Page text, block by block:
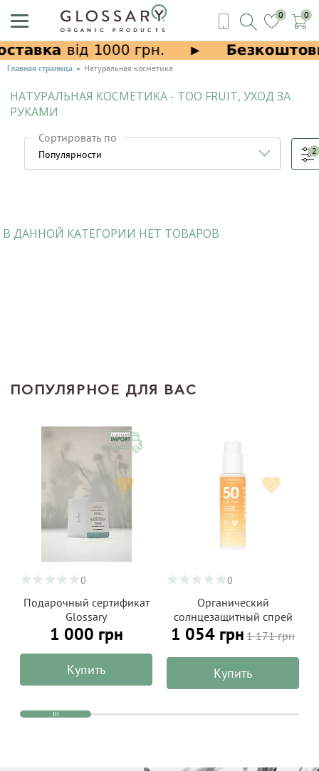
0 0
Главная страница Натуральная косметика
НАТУРАЛЬНАЯ КОСМЕТИКА - TOO FRUIT, УХОД ЗА
РУКАМИ
Сортировать по
2
В ДАННОЙ КАТЕГОРИИ НЕТ ТОВАРОВ
ПОПУЛЯРНОЕ ДЛЯ ВАС
0
Подарочный сертификат
Glossary
1 000 грн
Купить
0
Органический
солнцезащитный спрей
SPF 50 для тела и лица,
100% натуральный,
ALPHANOVA Organic Sun
100 г
1 054 грн 1 171 грн
Купить